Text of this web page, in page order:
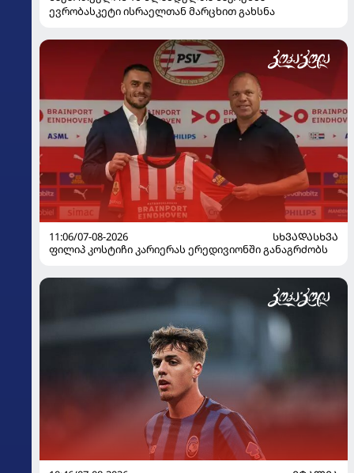
ევრობასკეტი ისრაელთან მარცხით გახსნა
11:06/07-08-2026
ᲡᲮᲕᲐᲓᲐᲡᲮᲕᲐ
ფილიპ კოსტიჩი კარიერას ერედივიონში განაგრძობს